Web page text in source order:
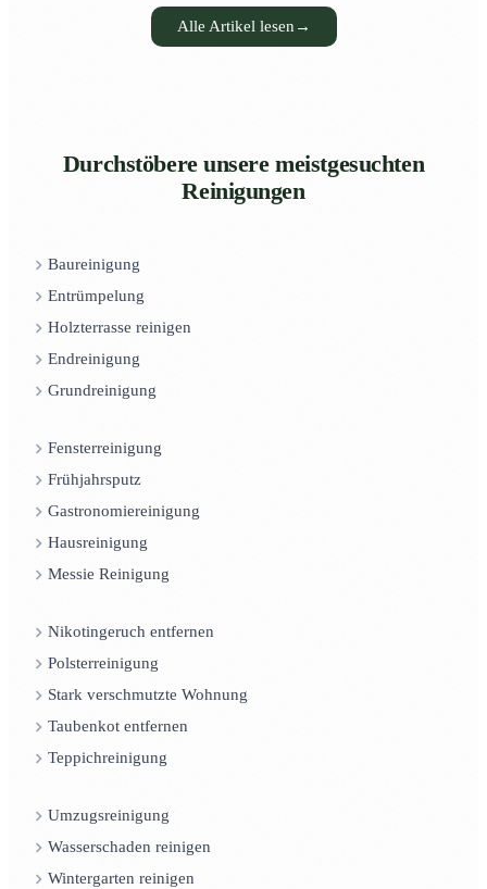
Alle Artikel lesen →
Durchstöbere unsere meistgesuchten
Reinigungen
Baureinigung
Entrümpelung
Holzterrasse reinigen
Endreinigung
Grundreinigung
Fensterreinigung
Frühjahrsputz
Gastronomiereinigung
Hausreinigung
Messie Reinigung
Nikotingeruch entfernen
Polsterreinigung
Stark verschmutzte Wohnung
Taubenkot entfernen
Teppichreinigung
Umzugsreinigung
Wasserschaden reinigen
Wintergarten reinigen